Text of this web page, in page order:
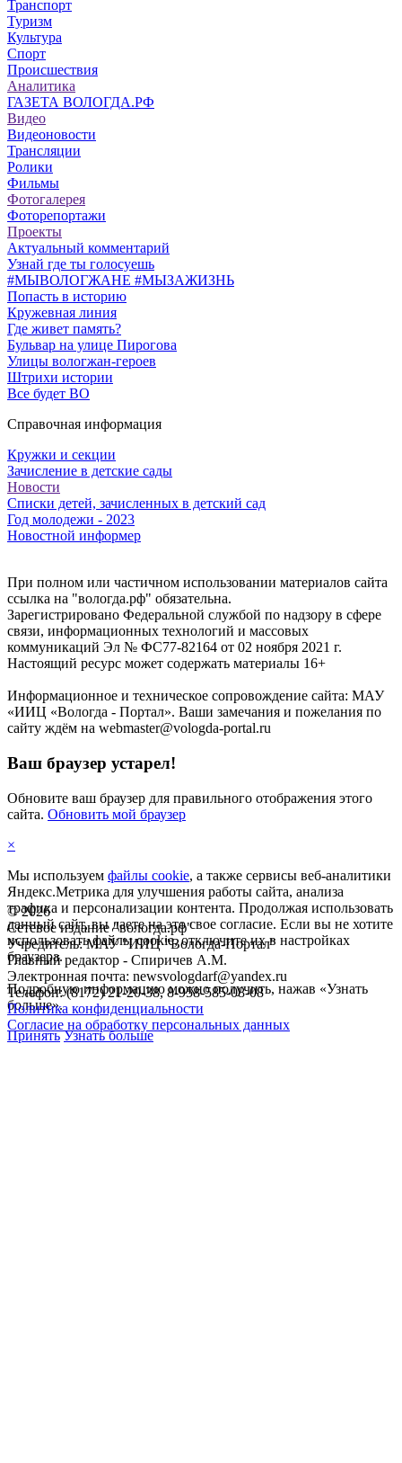
Транспорт
Туризм
Культура
Спорт
Происшествия
Аналитика
ГАЗЕТА ВОЛОГДА.РФ
Видео
Видеоновости
Трансляции
Ролики
Фильмы
Фотогалерея
Фоторепортажи
Проекты
Актуальный комментарий
Узнай где ты голосуешь
#МЫВОЛОГЖАНЕ #МЫЗАЖИЗНЬ
Попасть в историю
Кружевная линия
Где живет память?
Бульвар на улице Пирогова
Улицы вологжан-героев
Штрихи истории
Все будет ВО
Справочная информация
Кружки и секции
Зачисление в детские сады
Новости
Списки детей, зачисленных в детский сад
Год молодежи - 2023
©2026
Сетевое издание "вологда.рф"
Учредитель: МАУ "ИИЦ "Вологда-Портал"
Главный редактор - Спиричев А.М.
Электронная почта: newsvologdarf@yandex.ru
Телефон: (8172) 21-20-38, 8-958-585-08-08
Политика конфиденциальности
Согласие на обработку персональных данных
Новостной информер
При полном или частичном использовании материалов сайта
ссылка на "вологда.рф" обязательна.
Зарегистрировано Федеральной службой по надзору в сфере
связи, информационных технологий и массовых
коммуникаций Эл № ФС77-82164 от 02 ноября 2021 г.
Настоящий ресурс может содержать материалы 16+
Информационное и техническое сопровождение сайта: МАУ
«ИИЦ «Вологда - Портал». Ваши замечания и пожелания по
сайту ждём на webmaster@vologda-portal.ru
Ваш браузер устарел!
Обновите ваш браузер для правильного отображения этого
сайта. Обновить мой браузер
×
Мы используем файлы cookie, а также сервисы веб-аналитики
Яндекс.Метрика для улучшения работы сайта, анализа
трафика и персонализации контента. Продолжая использовать
данный сайт, вы даете на это свое согласие. Если вы не хотите
использовать файлы cookie, отключите их в настройках
браузера.
Подробную информацию можно получить, нажав «Узнать
больше».
Принять Узнать больше